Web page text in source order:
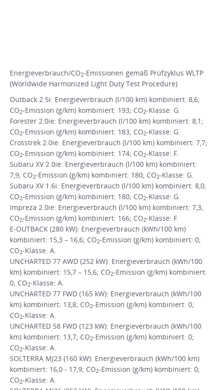
Energieverbrauch/CO2-Emissionen gemäß Prüfzyklus WLTP
(Worldwide Harmonized Light Duty Test Procedure)
Outback 2.5i: Energieverbrauch (l/100 km) kombiniert: 8,6;
CO2-Emission (g/km) kombiniert: 193; CO2-Klasse: G.
Forester 2.0ie: Energieverbrauch (l/100 km) kombiniert: 8,1;
CO2-Emission (g/km) kombiniert: 183; CO2-Klasse: G.
Crosstrek 2.0ie: Energieverbrauch (l/100 km) kombiniert: 7,7;
CO2-Emission (g/km) kombiniert: 174; CO2-Klasse: F.
Subaru XV 2.0ie: Energieverbrauch (l/100 km) kombiniert:
7,9; CO2-Emission (g/km) kombiniert: 180; CO2-Klasse: G.
Subaru XV 1.6i: Energieverbrauch (l/100 km) kombiniert: 8,0;
CO2-Emission (g/km) kombiniert: 180; CO2-Klasse: G.
Impreza 2.0ie: Energieverbrauch (l/100 km) kombiniert: 7,3;
CO2-Emission (g/km) kombiniert: 166; CO2-Klasse: F.
E-OUTBACK (280 kW): Energieverbrauch (kWh/100 km)
kombiniert: 15,3 – 16,6; CO2-Emission (g/km) kombiniert: 0;
CO2-Klasse: A.
UNCHARTED 77 AWD (252 kW): Energieverbrauch (kWh/100
km) kombiniert: 15,7 – 15,6; CO2-Emission (g/km) kombiniert:
0; CO2-Klasse: A.
UNCHARTED 77 FWD (165 kW): Energieverbrauch (kWh/100
km) kombiniert: 13,8; CO2-Emission (g/km) kombiniert: 0;
CO2-Klasse: A.
UNCHARTED 58 FWD (123 kW): Energieverbrauch (kWh/100
km) kombiniert: 13,7; CO2-Emission (g/km) kombiniert: 0;
CO2-Klasse: A.
SOLTERRA MJ23 (160 kW): Energieverbrauch (kWh/100 km)
kombiniert: 16,0 - 17,9; CO2-Emission (g/km) kombiniert: 0;
CO2-Klasse: A.